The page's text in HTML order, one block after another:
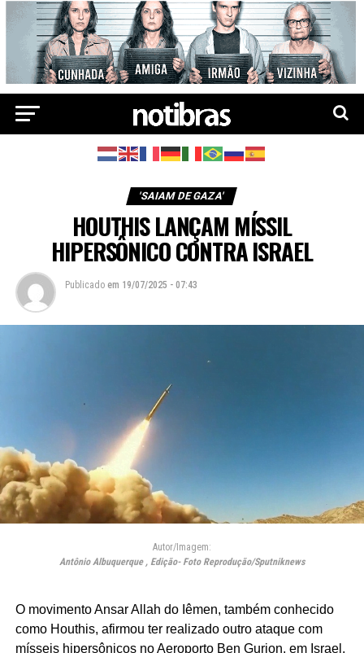
'SAIAM DE GAZA'
HOUTHIS LANÇAM MÍSSIL
HIPERSÔNICO CONTRA ISRAEL
Publicado em 19/07/2025 - 07:43
Autor/Imagem:
Antônio Albuquerque , Edição- Foto Reprodução/Sputniknews
O movimentoAnsarAllah do Iêmen, também conhecido
como Houthis, afirmou ter realizado outro ataque com
mísseis hipersônicos no Aeroporto Ben Gurion, em Israel.